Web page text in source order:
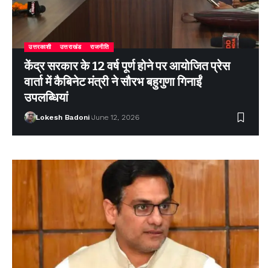
उत्तरकाशी उत्तराखंड राजनीति
केंद्र सरकार के 12 वर्ष पूर्ण होने पर आयोजित प्रेस
वार्ता में कैबिनेट मंत्री ने सौरभ बहुगुणा गिनाईं
उपलब्धियां
Lokesh Badoni June 12, 2026